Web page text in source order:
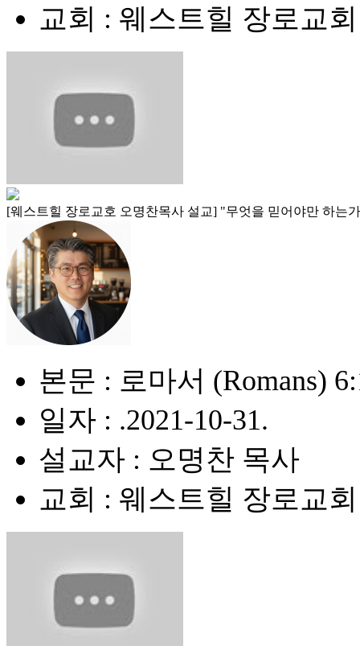
교회 : 웨스트힐 장로교회
[웨스트힐 장로교호 오명찬목사 설교] "무엇을 믿어야만 하는가
본문 : 로마서 (Romans)
일자 : .2021-10-31.
설교자 : 오명찬 목사
교회 : 웨스트힐 장로교회